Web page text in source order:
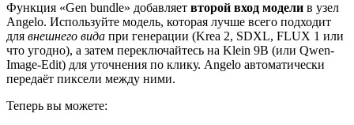
Функция «Gen bundle» добавляет второй вход модели в узел
Angelo. Используйте модель, которая лучше всего подходит
для внешнего вида при генерации (Krea 2, SDXL, FLUX 1 или
что угодно), а затем переключайтесь на Klein 9B (или Qwen-
Image-Edit) для уточнения по клику. Angelo автоматически
передаёт пиксели между ними.
Теперь вы можете: